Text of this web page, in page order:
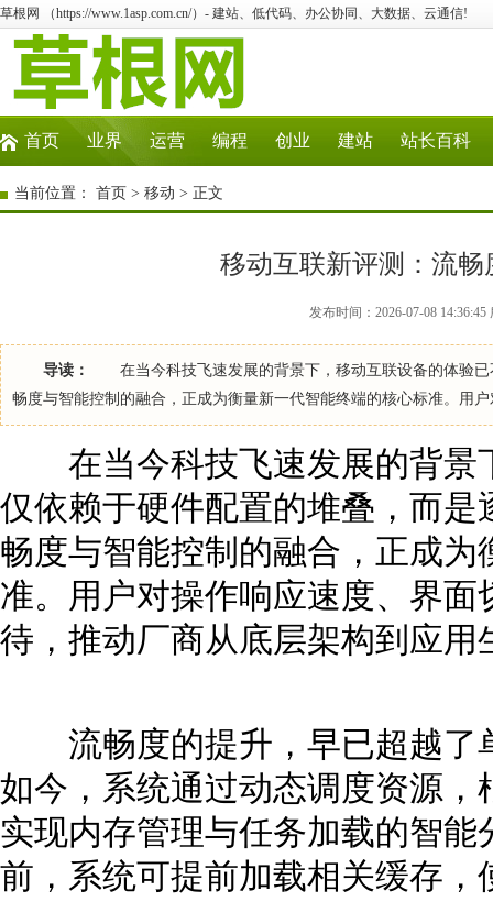
草根网 （https://www.1asp.com.cn/）- 建站、低代码、办公协同、大数据、云通信!
首页 业界 运营 编程 创业 建站 站长百科
当前位置： 首页 > 移动 > 正文
移动互联新评测：流
发布时间：2026-07-08
导读：
在当今科技飞速发展的背景下，移动互联设备的体验已
畅度与智能控制的融合，正成为衡量新一代智能终端的核心标准。用
在当今科技飞速发展的背景
仅依赖于硬件配置的堆叠，而
畅度与智能控制的融合，正成
准。用户对操作响应速度、界
待，推动厂商从底层架构到应用
流畅度的提升，早已超越了
如今，系统通过动态调度资源
实现内存管理与任务加载的智
前，系统可提前加载相关缓存